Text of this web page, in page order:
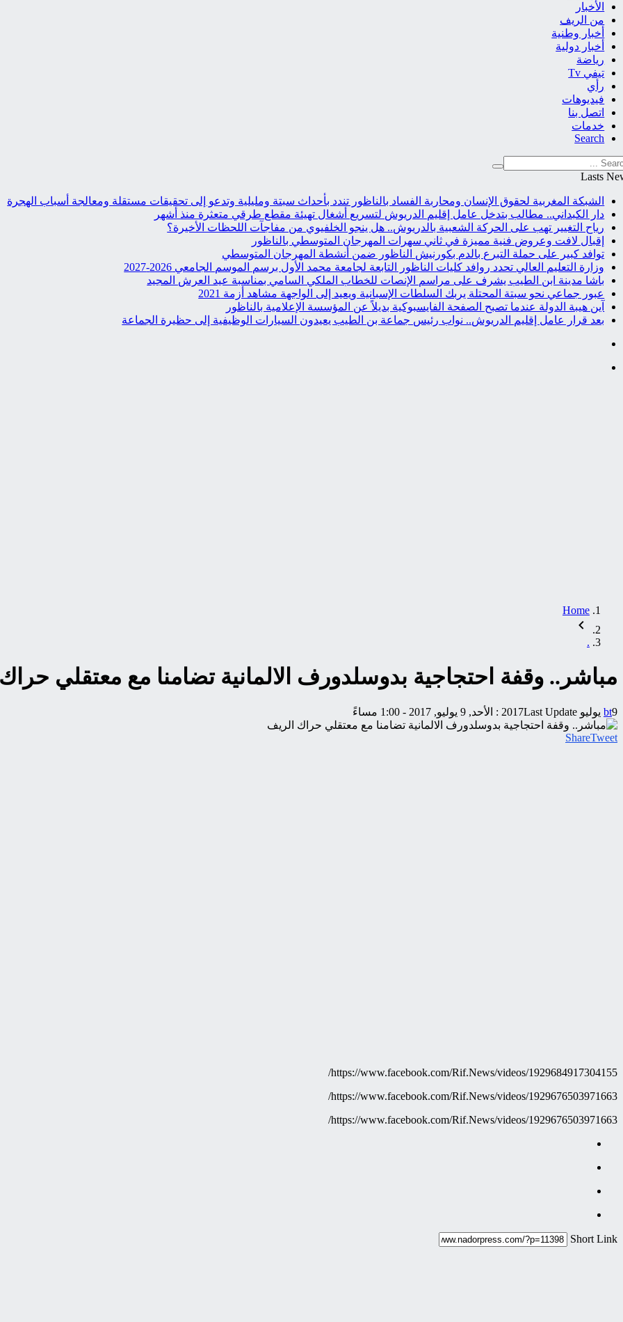
الأخبار
من الريف
أخبار وطنية
أخبار دولية
رياضة
تيفي Tv
رأي
فيديوهات
اتصل بنا
خدمات
Search
Lasts
الشبكة المغربية لحقوق الإنسان ومحاربة الفساد بالناظور تندد بأحداث سبتة ومليلية وتدعو إلى تحقيقات مستقلة ومعالجة أسباب الهجرة
دار الكبداني.. مطالب بتدخل عامل إقليم الدريوش لتسريع أشغال تهيئة مقطع طرقي متعثرة منذ أشهر
رياح التغيير تهب على الحركة الشعبية بالدريوش.. هل ينجو الخلفيوي من مفاجآت اللحظات الأخيرة؟
إقبال لافت وعروض فنية مميزة في ثاني سهرات المهرجان المتوسطي بالناظور
توافد كبير على حملة التبرع بالدم بكورنيش الناظور ضمن أنشطة المهرجان المتوسطي
وزارة التعليم العالي تحدد روافد كليات الناظور التابعة لجامعة محمد الأول برسم الموسم الجامعي 2026-2027
باشا مدينة ابن الطيب يشرف على مراسم الإنصات للخطاب الملكي السامي بمناسبة عيد العرش المجيد
عبور جماعي نحو سبتة المحتلة يربك السلطات الإسبانية ويعيد إلى الواجهة مشاهد أزمة 2021
آين هيبة الدولة عندما تصبح الصفحة الفايسبوكية بديلاً عن المؤسسة الإعلامية بالناظور
بعد قرار عامل إقليم الدريوش.. نواب رئيس جماعة بن الطيب يعيدون السيارات الوظيفية إلى حظيرة الجماعة
Home
.
مباشر.. وقفة احتجاجية بدوسلدورف الالمانية تضامنا مع معتقلي
bt9 يوليو 2017 Last Update : الأحد, 9 يوليو, 2017 - 1:00 مساءً
ShareTweet
https://www.facebook.com/Rif.News/videos/1929684917304155/
https://www.facebook.com/Rif.News/videos/1929676503971663/
https://www.facebook.com/Rif.News/videos/1929676503971663/
Short Link